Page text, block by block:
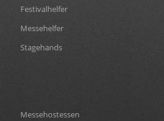
Festivalhelfer
Messehelfer
Stagehands
Messehostessen